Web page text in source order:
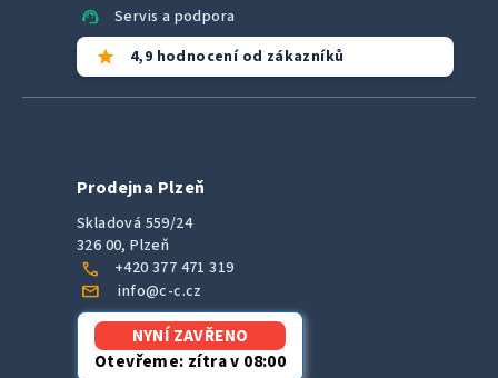
support_agent Servis a podpora
star 4,9 hodnocení od zákazníků
Prodejna Plzeň
Skladová 559/24
326 00, Plzeň
call +420 377 471 319
mail info@c-c.cz
NYNÍ ZAVŘENO
Otevřeme: zítra v 08:00